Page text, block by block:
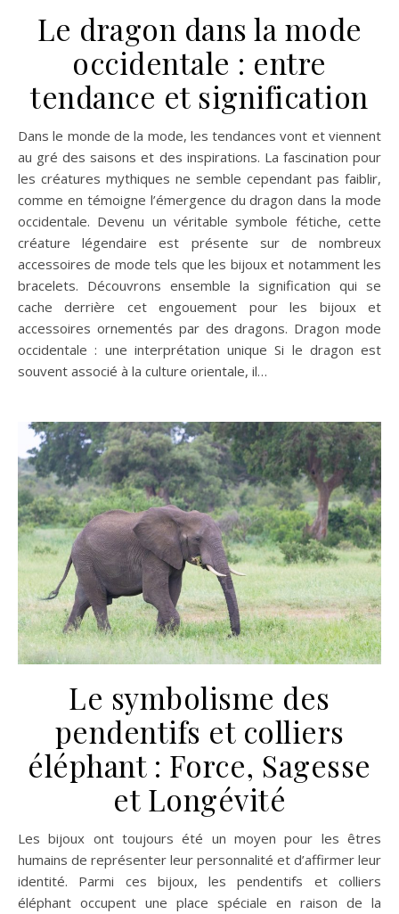
Le dragon dans la mode
occidentale : entre
tendance et signification
Dans le monde de la mode, les tendances vont et viennent
au gré des saisons et des inspirations. La fascination pour
les créatures mythiques ne semble cependant pas faiblir,
comme en témoigne l’émergence du dragon dans la mode
occidentale. Devenu un véritable symbole fétiche, cette
créature légendaire est présente sur de nombreux
accessoires de mode tels que les bijoux et notamment les
bracelets. Découvrons ensemble la signification qui se
cache derrière cet engouement pour les bijoux et
accessoires ornementés par des dragons. Dragon mode
occidentale : une interprétation unique Si le dragon est
souvent associé à la culture orientale, il…
Le symbolisme des
pendentifs et colliers
éléphant : Force, Sagesse
et Longévité
Les bijoux ont toujours été un moyen pour les êtres
humains de représenter leur personnalité et d’affirmer leur
identité. Parmi ces bijoux, les pendentifs et colliers
éléphant occupent une place spéciale en raison de la